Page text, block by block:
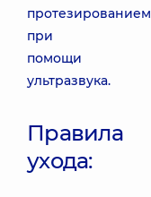
протезированием
при
помощи
ультразвука.
Правила
ухода: